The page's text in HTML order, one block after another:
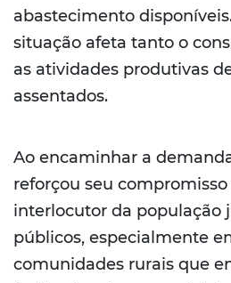
abastecimento
situação afeta tanto o
as atividades produtivas
assentados.
Ao encaminhar a
reforçou seu
interlocutor da população
públicos, especialmente
comunidades rurais que